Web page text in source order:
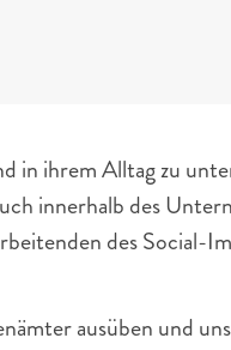
in ihrem Alltag zu
innerhalb des
des Social-
ausüben und